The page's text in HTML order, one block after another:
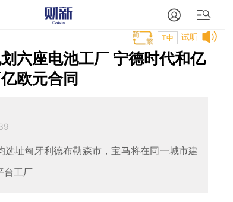
试听
T中
六座电池工厂 宁德时代和亿
欧元合同
选址匈牙利德布勒森市，宝马将在同一城市建
台工厂